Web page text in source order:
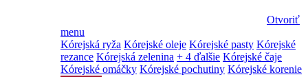
Otvoriť
menu
Kórejská ryža Kórejské oleje Kórejské pasty Kórejské
rezance Kórejská zelenina + 4 ďalšie Kórejské čaje
Kórejské omáčky Kórejské pochutiny Kórejské korenie